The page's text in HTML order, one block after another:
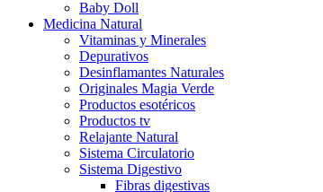
Baby Doll
Medicina Natural
Vitaminas y Minerales
Depurativos
Desinflamantes Naturales
Originales Magia Verde
Productos esotéricos
Productos tv
Relajante Natural
Sistema Circulatorio
Sistema Digestivo
Fibras digestivas